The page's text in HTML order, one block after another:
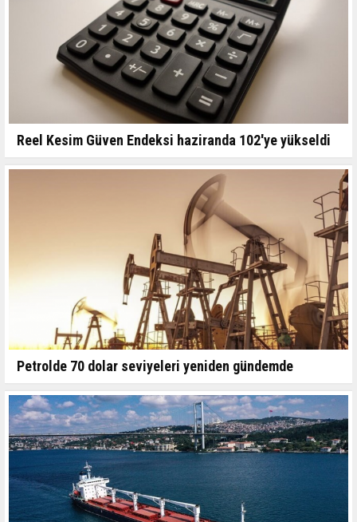
Reel Kesim Güven Endeksi haziranda 102'ye yükseldi
Petrolde 70 dolar seviyeleri yeniden gündemde